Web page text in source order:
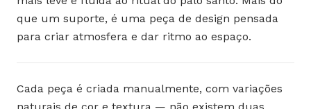
que um suporte, é uma peça de design pensada
para criar atmosfera e dar ritmo ao espaço.
Cada peça é criada manualmente, com variações